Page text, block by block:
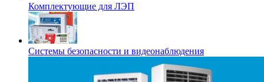
Комплектующие для ЛЭП
Системы безопасности и видеонаблюдения